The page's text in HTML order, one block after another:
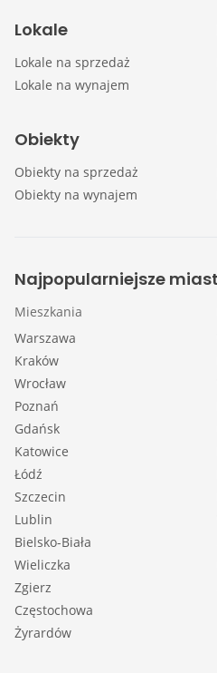
Lokale
Lokale na sprzedaż
Lokale na wynajem
Obiekty
Obiekty na sprzedaż
Obiekty na wynajem
Najpopularniejsze
Mieszkania
Warszawa
Kraków
Wrocław
Poznań
Gdańsk
Katowice
Łódź
Szczecin
Lublin
Bielsko-Biała
Wieliczka
Zgierz
Częstochowa
Żyrardów